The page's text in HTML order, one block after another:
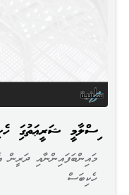
އިސްލާމީ ޝަރީޢަތުގައި ހެކި
މައިންބަފައިންނާއި ދަރީން
ހެކިބަސް